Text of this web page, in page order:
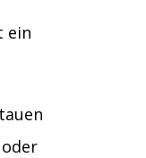
ein